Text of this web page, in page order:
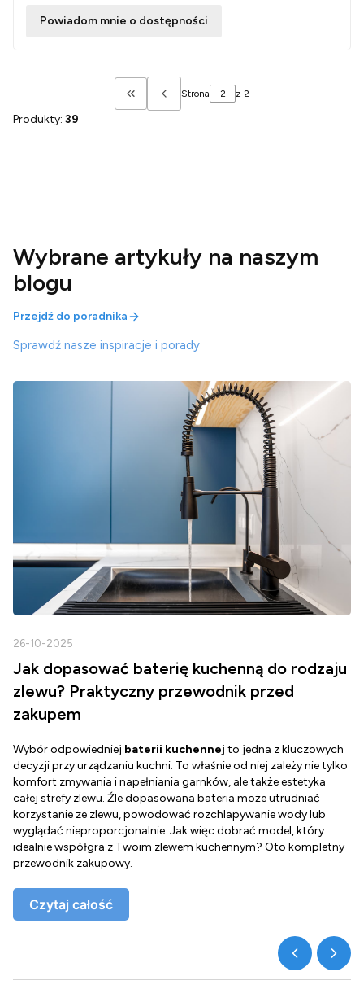
Powiadom mnie o dostępności
Wróć do pierwszej strony z produktami
Strona z 2
Produkty: 39
Wybrane artykuły na naszym
blogu
Przejdź do poradnika
Sprawdź nasze inspiracje i porady
26-10-2025
Jak dopasować baterię kuchenną do rodzaju
zlewu? Praktyczny przewodnik przed
zakupem
Wybór odpowiedniej baterii kuchennej to jedna z kluczowych
decyzji przy urządzaniu kuchni. To właśnie od niej zależy nie tylko
komfort zmywania i napełniania garnków, ale także estetyka
całej strefy zlewu. Źle dopasowana bateria może utrudniać
korzystanie ze zlewu, powodować rozchlapywanie wody lub
wyglądać nieproporcjonalnie. Jak więc dobrać model, który
idealnie współgra z Twoim zlewem kuchennym? Oto kompletny
przewodnik zakupowy.
Czytaj całość